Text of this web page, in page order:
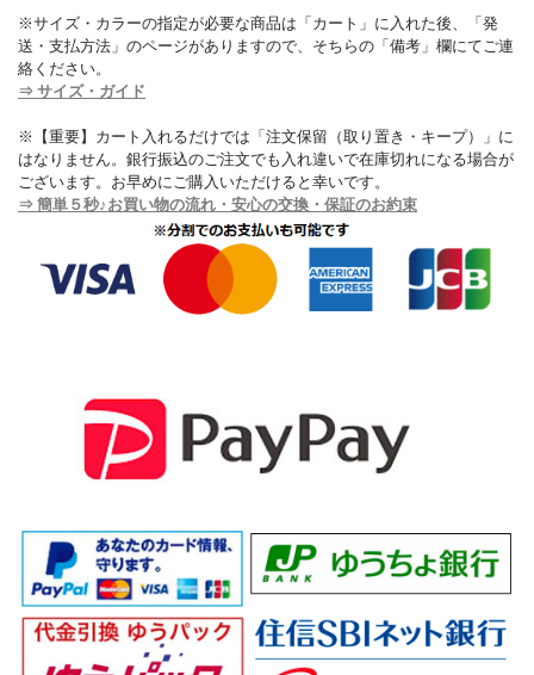
※サイズ・カラーの指定が必要な商品は「カート」に入れた後、「発
送・支払方法」のページがありますので、そちらの「備考」欄にてご連
絡ください。
⇒ サイズ・ガイド
※【重要】カート入れるだけでは「注文保留（取り置き・キープ）」に
はなりません。銀行振込のご注文でも入れ違いで在庫切れになる場合が
ございます。お早めにご購入いただけると幸いです。
⇒ 簡単５秒♪お買い物の流れ・安心の交換・保証のお約束